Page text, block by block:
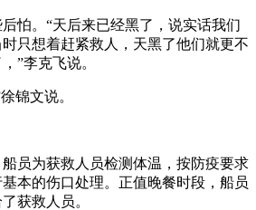
怕。“天后来已经黑了，说实话我们
只想着赶紧救人，天黑了他们就更不
”李克飞说。
锦文说。
员为获救人员检测体温，按防疫要求
本的伤口处理。正值晚餐时段，船员
获救人员。